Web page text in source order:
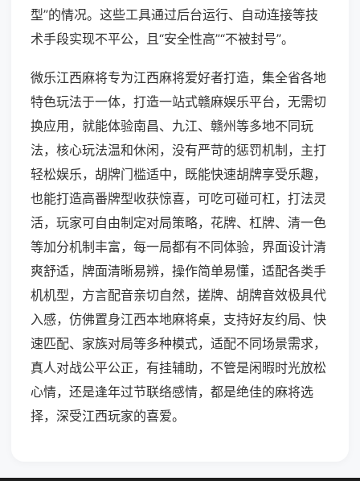
型”的情况。这些工具通过后台运行、自动连接等技
术手段实现不平公，且“安全性高”“不被封号”。
微乐江西麻将专为江西麻将爱好者打造，集全省各地
特色玩法于一体，打造一站式赣麻娱乐平台，无需切
换应用，就能体验南昌、九江、赣州等多地不同玩
法，核心玩法温和休闲，没有严苛的惩罚机制，主打
轻松娱乐，胡牌门槛适中，既能快速胡牌享受乐趣，
也能打造高番牌型收获惊喜，可吃可碰可杠，打法灵
活，玩家可自由制定对局策略，花牌、杠牌、清一色
等加分机制丰富，每一局都有不同体验，界面设计清
爽舒适，牌面清晰易辨，操作简单易懂，适配各类手
机机型，方言配音亲切自然，搓牌、胡牌音效极具代
入感，仿佛置身江西本地麻将桌，支持好友约局、快
速匹配、家族对局等多种模式，适配不同场景需求，
真人对战公平公正，有挂辅助，不管是闲暇时光放松
心情，还是逢年过节联络感情，都是绝佳的麻将选
择，深受江西玩家的喜爱。